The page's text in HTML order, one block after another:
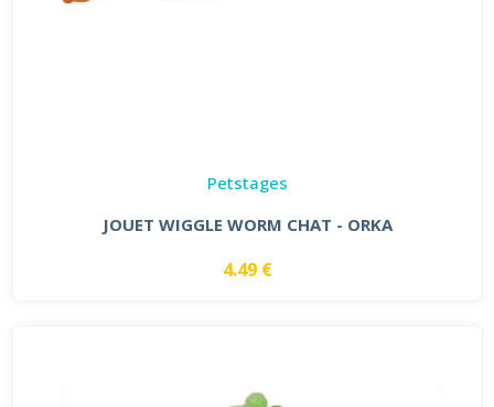
Petstages
JOUET WIGGLE WORM CHAT - ORKA
4.49 €